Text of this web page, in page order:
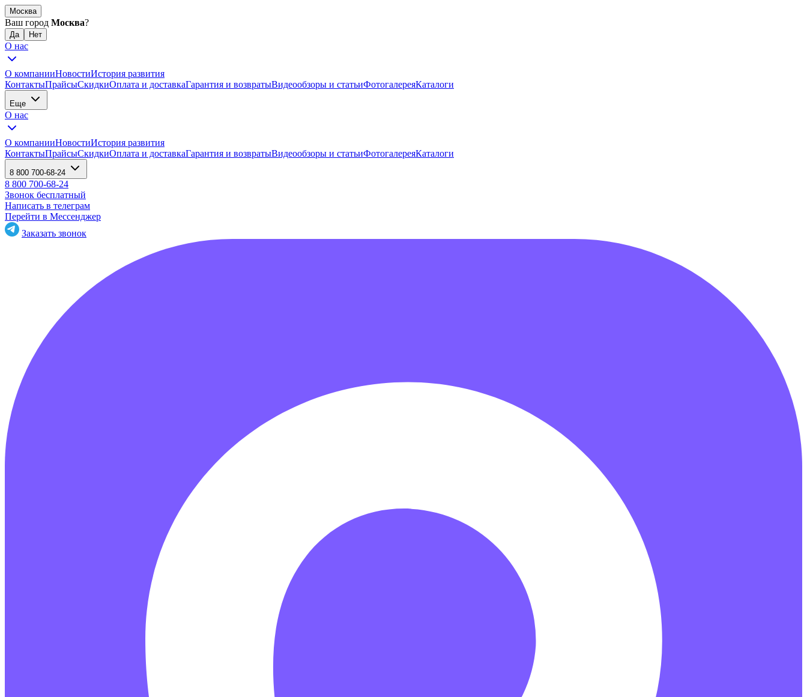
Москва
Ваш город Москва?
О нас
О компанииНовостиИстория развития
КонтактыПрайсыСкидкиОплата и доставкаГарантия и возвратыВидеообзоры и статьиФотогалереяКаталоги
Еще
О нас
О компанииНовостиИстория развития
КонтактыПрайсыСкидкиОплата и доставкаГарантия и возвратыВидеообзоры и статьиФотогалереяКаталоги
8 800 700-68-24
8 800 700-68-24
Звонок бесплатный
Написать в телеграм
Перейти в Мессенджер
Заказать звонок